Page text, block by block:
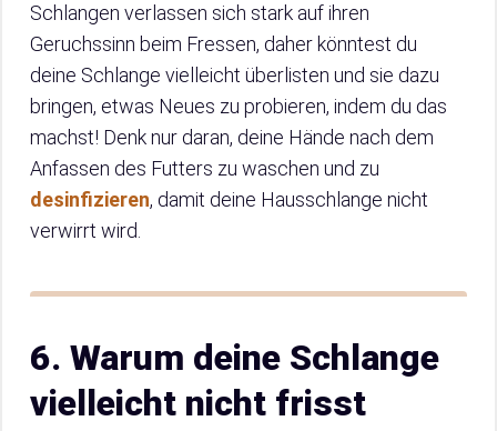
Schlangen verlassen sich stark auf ihren
Geruchssinn beim Fressen, daher könntest du
deine Schlange vielleicht überlisten und sie dazu
bringen, etwas Neues zu probieren, indem du das
machst! Denk nur daran, deine Hände nach dem
Anfassen des Futters zu waschen und zu
desinfizieren, damit deine Hausschlange nicht
verwirrt wird.
6. Warum deine Schlange
vielleicht nicht frisst